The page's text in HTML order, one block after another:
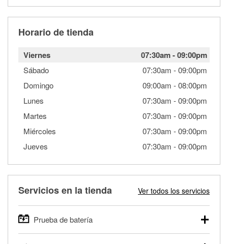
Horario de tienda
Viernes 07:30am-09:00pm
Sábado 07:30am -09:00pm
Domingo
09:00am -08:00pm
Lunes
07:30am -09:00pm
Martes
07:30am -09:00pm
Miércoles
07:30am -09:00pm
Jueves
07:30am -09:00pm
Servicios en la tienda Ver todos los servicios
Prueba de batería